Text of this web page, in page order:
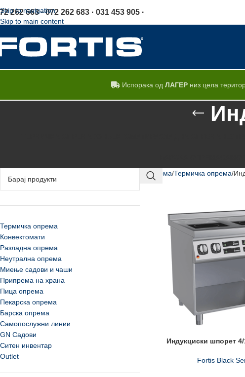
Skip to navigation
Skip to main content
262 663 · 072 262 683 · 031 453 905 ·
Испорака од ЛАГЕРниз цела
Термичка опрема
Конвектомати
Разладна опрема
Неутрална опрема
Миење садови и чаши
Припрема на храна
Пица опрема
Пекарска опрема
Барска опрема
Самопослужни линии
GN Садови
Ситен инвентар
Outlet
Дома Термичка опрема
Индукциски шпорет 4/
Fortis Black